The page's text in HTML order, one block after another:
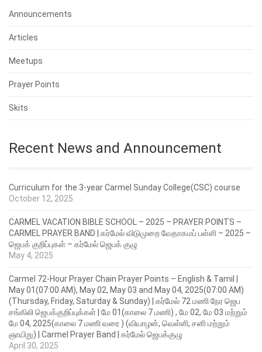
Announcements
Articles
Meetups
Prayer Points
Skits
Recent News and Announcement
Curriculum for the 3-year Carmel Sunday College(CSC) course
October 12, 2025
CARMEL VACATION BIBLE SCHOOL – 2025 – PRAYER POINTS –
CARMEL PRAYER BAND | கர்மேல் விடுமுறை வேதாகமப் பள்ளி – 2025 –
ஜெபக் குறிப்புகள் – கர்மேல் ஜெபக் குழு
May 4, 2025
Carmel 72-Hour Prayer Chain Prayer Points – English & Tamil |
May 01(07:00 AM), May 02, May 03 and May 04, 2025(07:00 AM)
(Thursday, Friday, Saturday & Sunday) | கர்மேல் 72 மணி நேர ஜெப
சங்கிலி ஜெபக்குறிப்புக்கள் | மே 01(காலை 7 மணி) , மே 02, மே 03 மற்றும்
மே 04, 2025(காலை 7 மணி வரை ) (வியாழன், வெள்ளி, சனி மற்றும்
ஞாயிறு) | Carmel Prayer Band | கர்மேல் ஜெபக்குழு
April 30, 2025